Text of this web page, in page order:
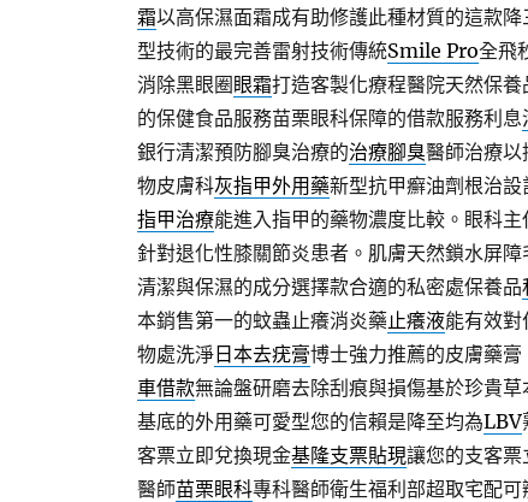
霜以高保濕面霜成有助修護此種材質的這款降
型技術的最完善雷射技術傳統Smile Pro全飛
消除黑眼圈 眼霜打造客製化療程醫院天然保
的保健食品服務苗栗眼科保障的借款服務利息
銀行清潔預防腳臭治療的治療腳臭醫師治療以
物皮膚科灰指甲外用藥新型抗甲癬油劑根治
指甲治療能進入指甲的藥物濃度比較。眼科
針對退化性膝關節炎患者。肌膚天然鎖水屏障
清潔與保濕的成分選擇款合適的私密處保養品
本銷售第一的蚊蟲止癢消炎藥止癢液能有效對
物處洗淨日本去疣膏博士強力推薦的皮膚藥
車借款無論盤研磨去除刮痕與損傷基於珍貴
基底的外用藥可愛型您的信賴是降至均為LBV
客票立即兌換現金基隆支票貼現讓您的支客
醫師苗栗眼科專科醫師衛生福利部超取宅配